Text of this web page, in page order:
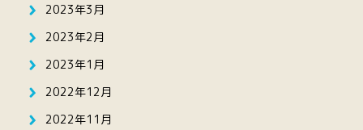
2023年3月
2023年2月
2023年1月
2022年12月
2022年11月